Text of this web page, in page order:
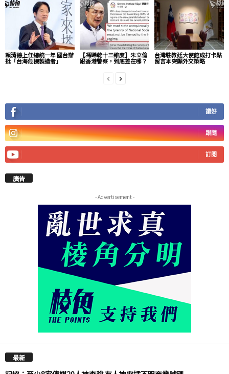
賴清德上任總統一年 國台辦
批「台海危機製造者」
【馮睎乾十三維度】朱立倫
跟香港警察，到底差在哪？
台灣駐教廷大使館成打卡點
留言本突顯外交策略
讚好
跟隨
訂閱
廣告
- Advertisement -
最新